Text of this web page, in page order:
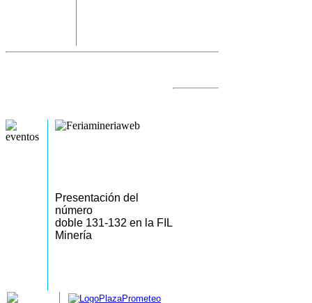
Presentación del
número
doble 131-132 en la FIL
Minería